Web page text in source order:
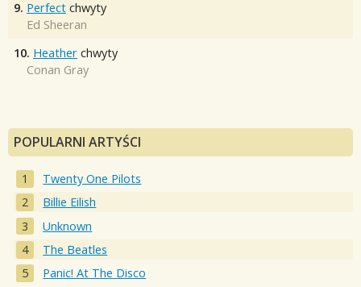
9. Perfect chwyty
Ed Sheeran
10. Heather chwyty
Conan Gray
POPULARNI ARTYŚCI
Twenty One Pilots
Billie Eilish
Unknown
The Beatles
Panic! At The Disco